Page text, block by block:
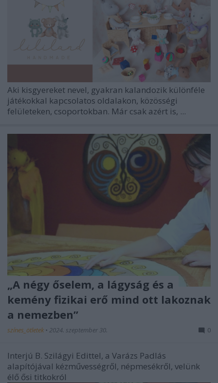
Aki kisgyereket nevel, gyakran kalandozik különféle
játékokkal kapcsolatos oldalakon, közösségi
felületeken, csoportokban. Már csak azért is, ...
„A négy őselem, a lágyság és a
kemény fizikai erő mind ott lakoznak
a nemezben”
színes_ötletek • 2024. szeptember 30. 0
Interjú B. Szilágyi Edittel, a Varázs Padlás
alapítójával kézművességről, népmesékről, velünk
élő ősi titkokról